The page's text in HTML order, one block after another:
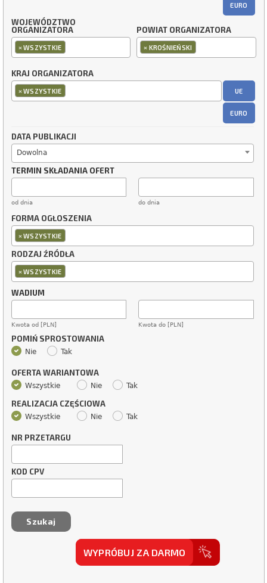
EURO
WOJEWÓDZTWO
ORGANIZATORA
×WSZYSTKIE
POWIAT ORGANIZATORA
× KROŚNIEŃSKI
KRAJ ORGANIZATORA
×WSZYSTKIE UE
EURO
DATA PUBLIKACJI
Dowolna
TERMIN SKŁADANIA OFERT
od dnia do dnia
FORMA OGŁOSZENIA
×WSZYSTKIE
RODZAJ ŹRÓDŁA
×WSZYSTKIE
WADIUM
Kwota od [PLN] Kwota do [PLN]
POMIŃ SPROSTOWANIA
Nie Tak
OFERTA WARIANTOWA
Wszystkie Nie Tak
REALIZACJA CZĘŚCIOWA
Wszystkie Nie Tak
NR PRZETARGU
KOD CPV
WYPRÓBUJ ZA DARMO